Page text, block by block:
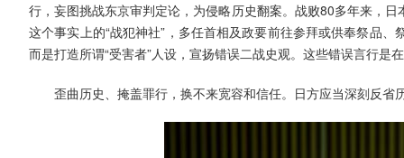
行，妄图挑战东京审判定论，为侵略历史翻案。战败80多年来，
这个事实上的“战犯神社”，多任首相及政要前往参拜或供奉祭品
而是打造所谓“受害者”人设，宣扬错误二战史观。这些错误言行是
歪曲历史、掩盖罪行，换不来宽容和信任。日方应当深刻反